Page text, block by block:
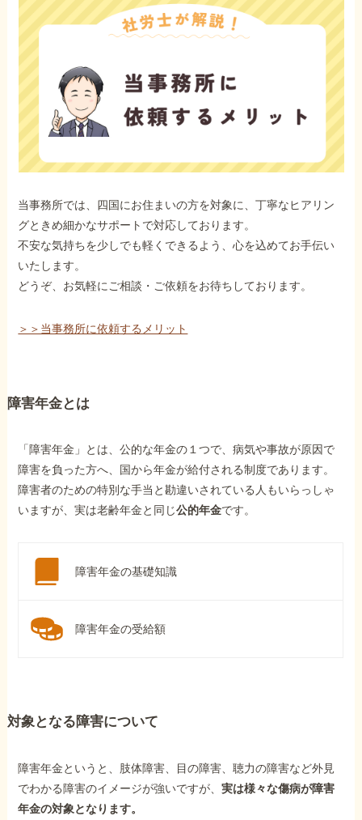
当事務所では、四国にお住まいの方を対象に、丁寧なヒアリン
グときめ細かなサポートで対応しております。
不安な気持ちを少しでも軽くできるよう、心を込めてお手伝い
いたします。
どうぞ、お気軽にご相談・ご依頼をお待ちしております。
＞＞当事務所に依頼するメリット
障害年金とは
「障害年金」とは、公的な年金の１つで、病気や事故が原因で
障害を負った方へ、国から年金が給付される制度であります。
障害者のための特別な手当と勘違いされている人もいらっしゃ
いますが、実は老齢年金と同じ公的年金です。
障害年金の基礎知識
障害年金の受給額
対象となる障害について
障害年金というと、肢体障害、目の障害、聴力の障害など外見
でわかる障害のイメージが強いですが、実は様々な傷病が障害
年金の対象となります。